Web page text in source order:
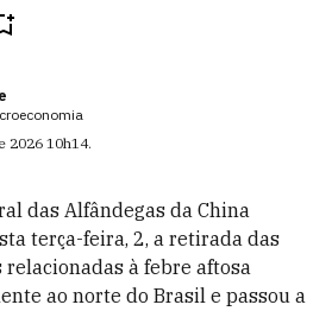
2026 10h14.
das Alfândegas da China
terça-feira, 2, a retirada das
à febre aftosa
ao norte do Brasil e passou a